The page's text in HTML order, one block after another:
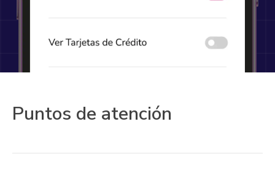
Puntos de atención